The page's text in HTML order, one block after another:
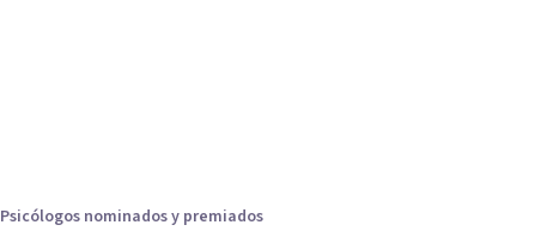
Psicólogos nominados y premiados